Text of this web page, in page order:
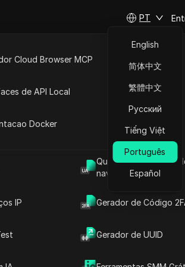
Qual é o User Agent
navegador
IP Gerador de Código
Gerador de UUID
Cloud Browser MCP
de API Local
Docker
PT
English
简体中文
繁體中文
Русский
Tiếng Việt
Português
Español
a
Abrir no ChatGPT
Fazer perguntas sobre esta página
Abrir no Claude